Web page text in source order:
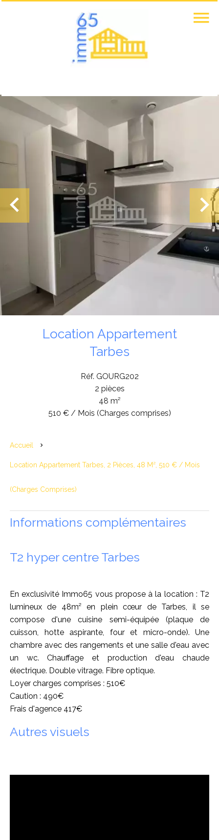
Location Appartement
Tarbes
Réf. GOURG202
2 pièces
48 m²
510 € / Mois (Charges comprises)
Accueil
Location Appartement Tarbes, 2 Pièces, 48 M², 510 € / Mois
(Charges Comprises)
Informations complémentaires
T2 hyper centre Tarbes
En exclusivité Immo65 vous propose à la location : T2
lumineux de 48m² en plein cœur de Tarbes, il se
compose d'une cuisine semi-équipée (plaque de
cuisson, hotte aspirante, four et micro-onde). Une
chambre avec des rangements et une salle d'eau avec
un wc. Chauffage et production d'eau chaude
électrique. Double vitrage. Fibre optique.
Loyer charges comprises : 510€
Caution : 490€
Frais d'agence 417€
Autres visuels